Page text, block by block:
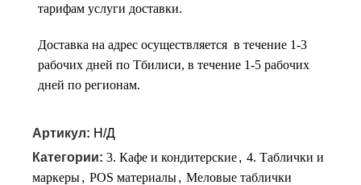
тарифам услуги доставки.
Доставка на адрес осуществляется в течение 1-3
рабочих дней по Тбилиси, в течение 1-5 рабочих
дней по регионам.
Артикул: Н/Д
Категории: 3. Кафе и кондитерские, 4. Таблички и
маркеры, POS материалы, Меловые таблички